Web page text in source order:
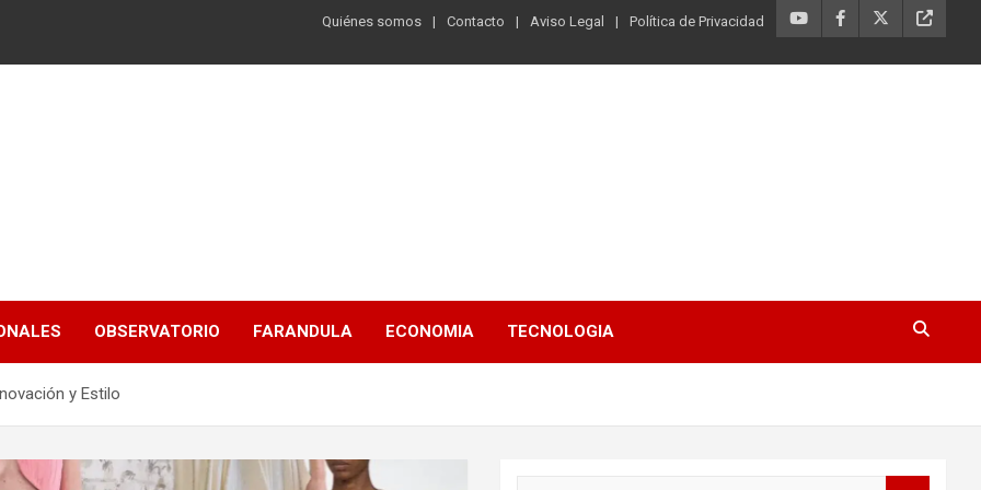
Quiénes somos Contacto Aviso Legal Política de Privacidad
OBSERVATORIO FARANDULA ECONOMIA TECNOLOGIA
y Estilo